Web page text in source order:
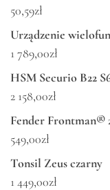
50,59zł
Urządzenie
1 789,00zł
HSM Securio B22
2 158,00zł
Fender Frontman®
549,00zł
Tonsil Zeus czarny
1 449,00zł